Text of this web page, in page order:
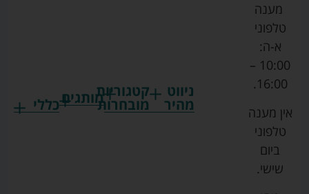
ניווט
מהיר
קטגוריות
מובחרותמותגים
גרקו
כללי
מענה
טלפוני
א-ה:
10:00 –
16:00.
אין מענה
טלפוני
ביום
שישי.